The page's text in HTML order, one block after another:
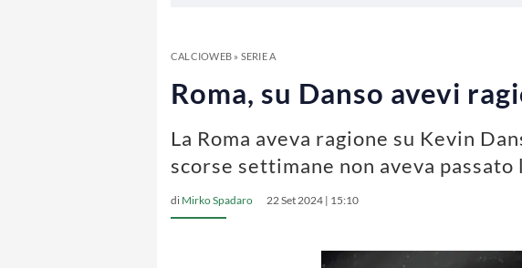
CALCIOWEB» SERIE A
Roma, su Danso avevi
La Roma aveva ragione su Kevin
scorse settimane non aveva
di Mirko Spadaro 22 Set 2024 | 15:10